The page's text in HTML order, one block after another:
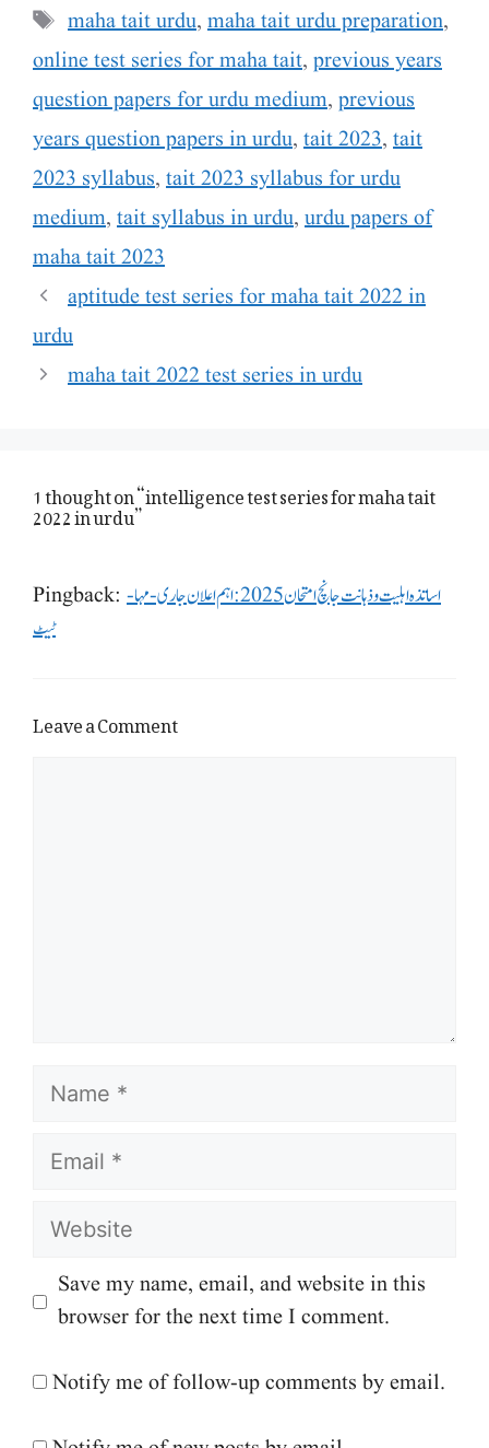
Tags
maha tait urdu, maha tait urdu preparation,
online test series for maha tait, previous years
question papers for urdu medium, previous
years question papers in urdu, tait 2023, tait
2023 syllabus, tait 2023 syllabus for urdu
medium, tait syllabus in urdu, urdu papers of
maha tait 2023
aptitude test series for maha tait 2022 in
urdu
maha tait 2022 test series in urdu
1 thought on “intelligence test series for maha tait
2022 in urdu”
Pingback: اساتذہ اہلیت و ذہانت جانچ امتحان 2025: اہم اعلان جاری - مہا-
ٹیٹ
Leave a Comment
Name
Email
Website
Save my name, email, and website in this
browser for the next time I comment.
Notify me of follow-up comments by email.